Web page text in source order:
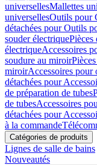
universellesMallettes
universellesOutils pour
détachées pour Outils
souder électriquePièces
électriqueAccessoires
soudure au miroir
miroirAccessoires pour
détachées pour
de préparation de tubes
de tubesAccessoires
détachées pour
à la commande
Catégories de produits
Lignes de salle de bains
Nouveautés